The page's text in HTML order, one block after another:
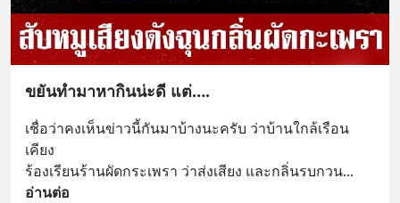
ขยันทำมาหากินน่ะดี แต่….
เชื่อว่าคงเห็นข่าวนี้กันมาบ้างนะครับ ว่าบ้านใกล้เรือน
เคียง
ร้องเรียนร้านผัดกระเพรา ว่าส่งเสียง และกลิ่นรบกวน
อ่านต่อ